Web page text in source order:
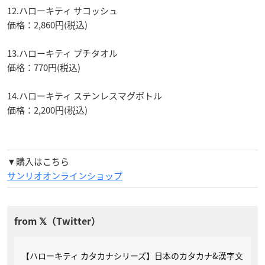
12.ハローキティ サコッシュ
価格：2,860円(税込)
13.ハローキティ プチタオル
価格：770円(税込)
14.ハローキティ ステンレスマグボトル
価格：2,200円(税込)
▼購入はこちら
サンリオオンラインショップ
【ハローキティ カタカナシリーズ】日本のカタカナ&漢字文